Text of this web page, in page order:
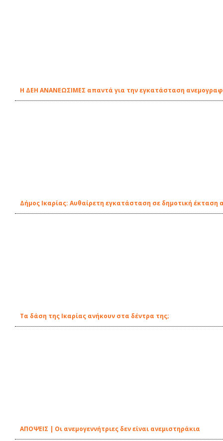
Η ΔΕΗ ΑΝΑΝΕΩΣΙΜΕΣ απαντά για την εγκατάσταση
Δήμος Ικαρίας: Αυθαίρετη εγκατάσταση σε δημοτική έκταση
Τα δάση της Ικαρίας ανήκουν στα δέντρα της;
ΑΠΟΨΕΙΣ | Οι ανεμογεννήτριες δεν είναι ανεμιστηράκια